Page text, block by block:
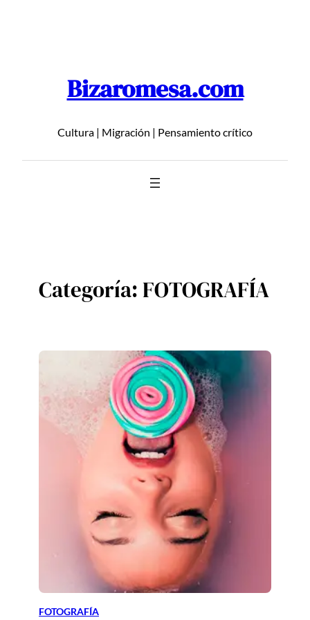
Bizaromesa.com
Cultura | Migración | Pensamiento crítico
Categoría:FOTOGRAFÍA
FOTOGRAFÍA